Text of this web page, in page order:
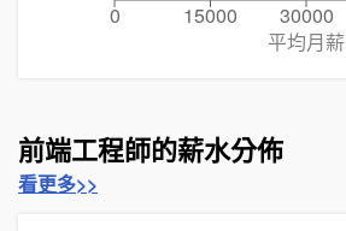
0 15000 30000
平均月薪
前端工程師的薪水分佈
看更多>>